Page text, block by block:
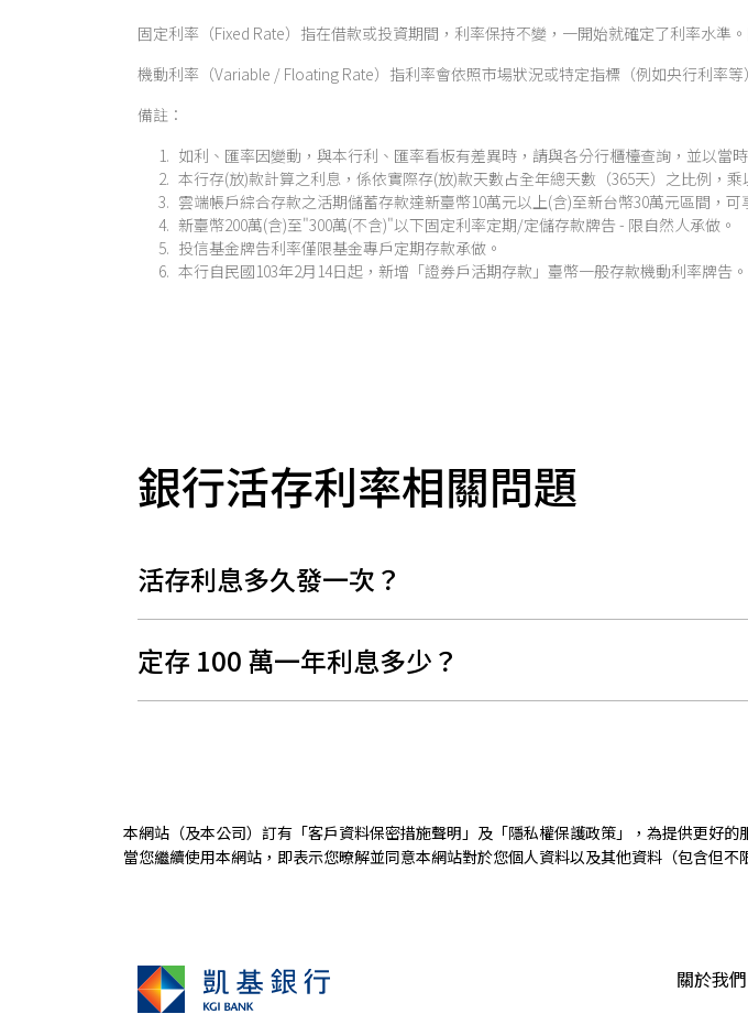
固定利率（Fixed Rate）指在借款或投資期間，利率保持不變，一開始就確定了利率水準
機動利率（Variable / Floating Rate）指利率會依照市場狀況或特定指標（例如央行利率
備註：
如利、匯率因變動，與本行利、匯率看板有差異時，請與各分行櫃檯查詢，並以當
本行存(放)款計算之利息，係依實際存(放)款天數占全年總天數（365天）之比例，
雲端帳戶綜合存款之活期儲蓄存款達新臺幣10萬元以上(含)至新台幣30萬元區間，
新臺幣200萬(含)至"300萬(不含)"以下固定利率定期/定儲存款牌告 - 限自然人承做。
投信基金牌告利率僅限基金專戶定期存款承做。
本行自民國103年2月14日起，新增「證券戶活期存款」臺幣一般存款機動利率牌告。
銀行活存利率相關問題
活存利息多久發一次？
定存 100 萬一年利息多少？
本網站（及本公司）訂有「客戶資料保密措施聲明 」及「隱私權保護政策」，為提供更好的
當您繼續使用本網站，即表示您暸解並同意本網站對於您個人資料以及其他資料（包含但不
關於我們